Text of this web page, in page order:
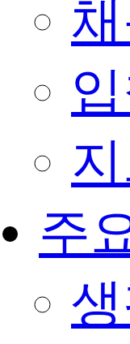
주